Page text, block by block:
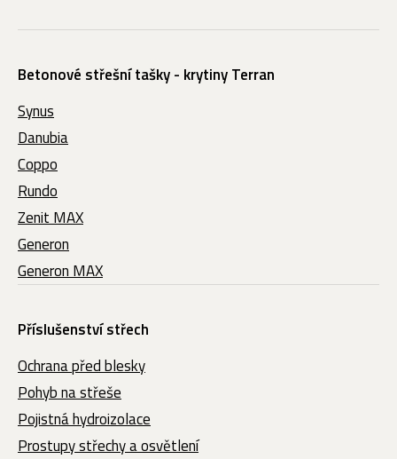
Betonové střešní tašky - krytiny Terran
Synus
Danubia
Coppo
Rundo
Zenit MAX
Generon
Generon MAX
Příslušenství střech
Ochrana před blesky
Pohyb na střeše
Pojistná hydroizolace
Prostupy střechy a osvětlení